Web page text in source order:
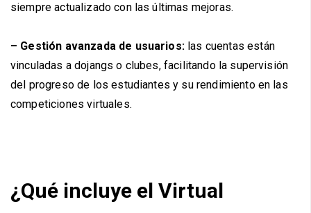
siempre actualizado con las últimas mejoras.
– Gestión avanzada de usuarios:las cuentas están
vinculadas a dojangs o clubes, facilitando la supervisión
del progreso de los estudiantes y su rendimiento en las
competiciones virtuales.
¿Qué incluye el Virtual